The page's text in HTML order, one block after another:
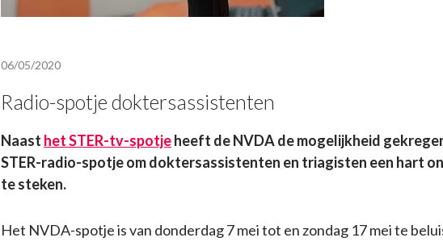
06/05/2020
Radio-spotje doktersassistenten
Naast het STER-tv-spotjeheeft de NVDA de mogelijkheid
STER-radio-spotje om doktersassistenten en triagisten een hart
te steken.
Het NVDA-spotje is van donderdag 7 mei tot en zondag 17 mei te